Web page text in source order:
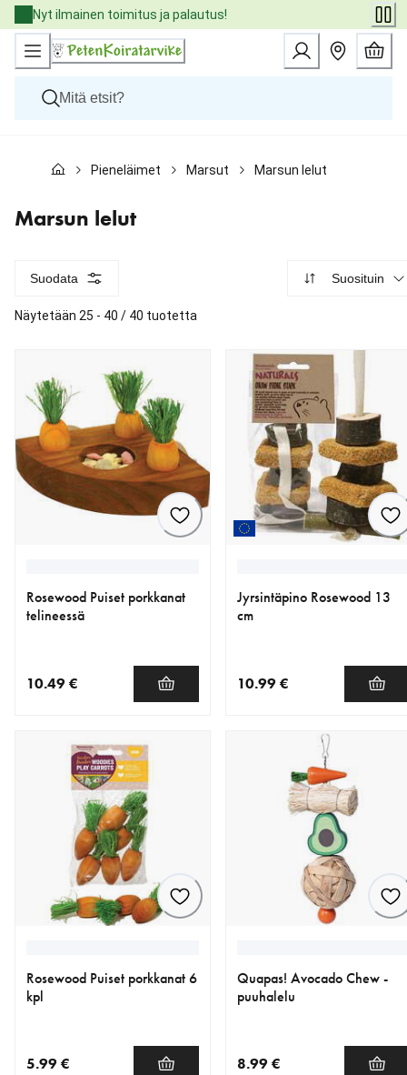
Skip
to
Content
Nyt ilmainen toimitus ja palautus!
Kissat
Eläinlääkäriruoat
Tuotemerkit
Palvelut
Pieneläimet Marsut Marsun lelut
Marsun lelut
Suodata Suosituin
Näytetään 25 - 40 / 40 tuotetta
Rosewood Puiset porkkanat
telineessä
10.49 €
Jyrsintäpino Rosewood 13
cm
10.99 €
Rosewood Puiset porkkanat 6
kpl
5.99 €
Quapas! Avocado Chew -
puuhalelu
8.99 €